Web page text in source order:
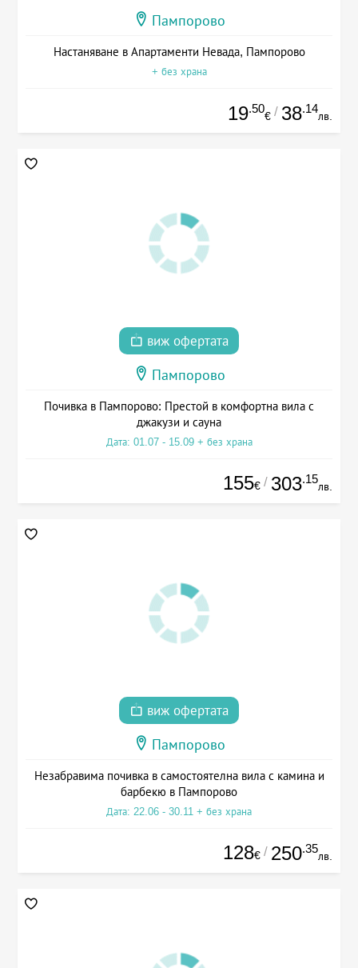
Пампорово
Настаняване в Апартаменти Невада, Пампорово
+ без храна
19.50
€ / 38.14
лв.
виж офертата
Пампорово
Почивка в Пампорово: Престой в комфортна вила с
джакузи и сауна
Дата: 01.07 - 15.09 + без храна
155€ / 303.15
лв.
виж офертата
Пампорово
Незабравима почивка в самостоятелна вила с камина и
барбекю в Пампорово
Дата: 22.06 - 30.11 + без храна
128€ / 250.35
лв.